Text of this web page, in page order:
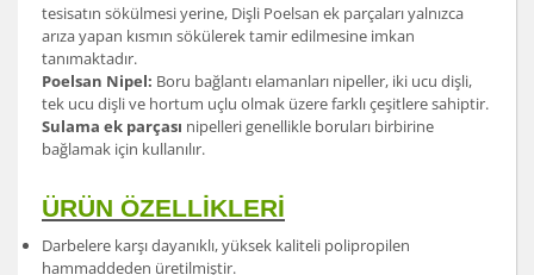
tesisatın sökülmesi yerine, Dişli Poelsan ek parçaları yalnızca
arıza yapan kısmın sökülerek tamir edilmesine imkan
tanımaktadır.
Poelsan Nipel: Boru bağlantı elamanları nipeller, iki ucu dişli,
tek ucu dişli ve hortum uçlu olmak üzere farklı çeşitlere sahiptir.
Sulama ek parçası nipelleri genellikle boruları birbirine
bağlamak için kullanılır.
ÜRÜN ÖZELLİKLERİ
Darbelere karşı dayanıklı, yüksek kaliteli polipropilen
hammaddeden üretilmiştir.